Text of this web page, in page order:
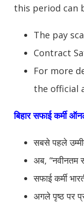
this period can
The pay
Contract
For more
the official
बिहार सफाई कर्मी
सबसे पहले
अब, “नवीनतम
सफाई कर्मी
अगले पृष्ठ पर